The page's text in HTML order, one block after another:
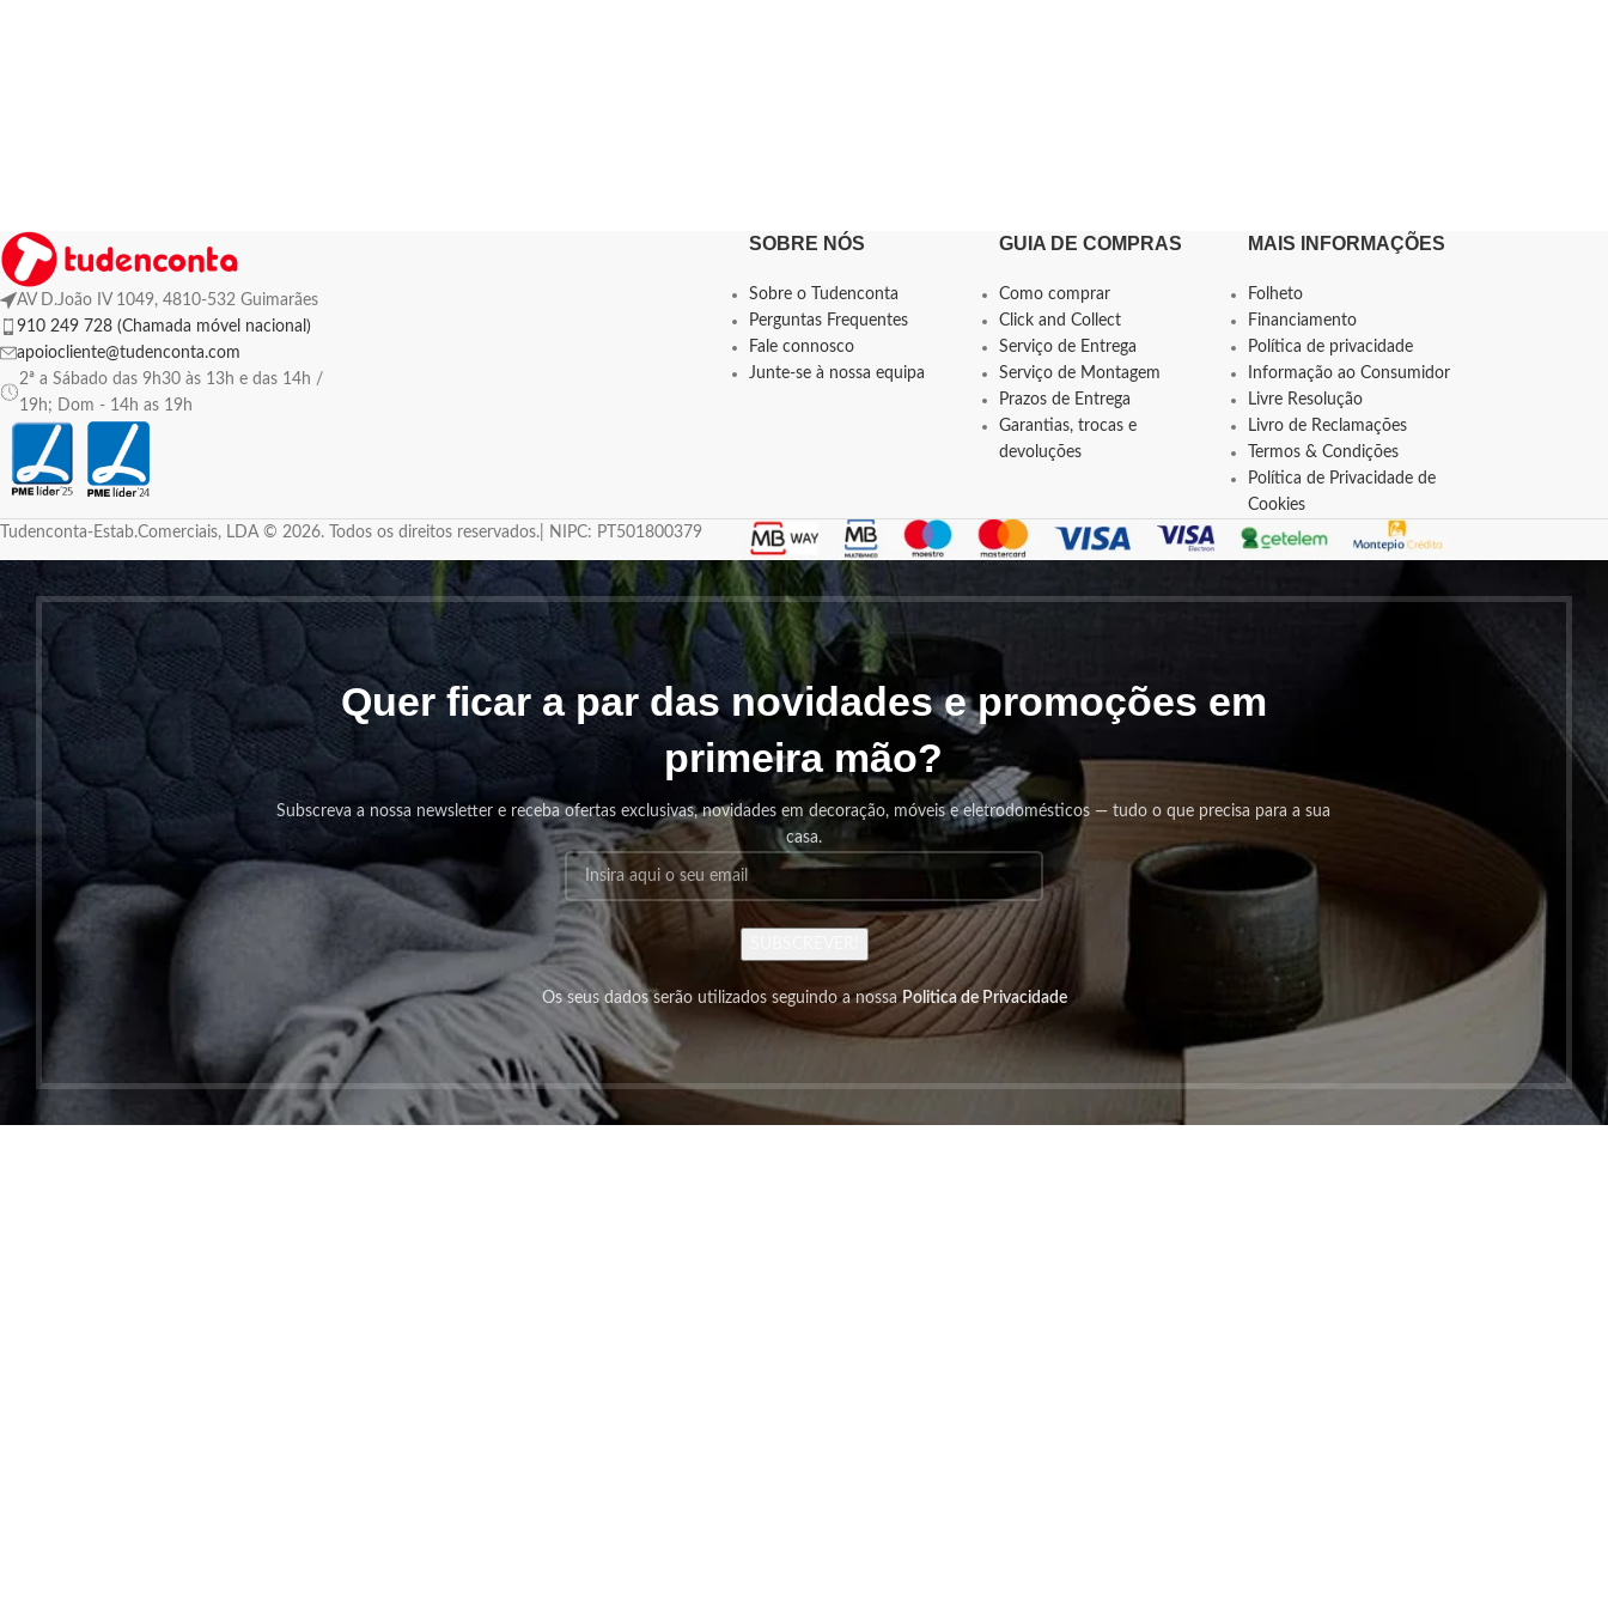
AV D.João IV 1049, 4810-532 Guimarães
910 249 728 (Chamada móvel nacional)
apoiocliente@tudenconta.com
2ª a Sábado das 9h30 às 13h e das 14h /
19h; Dom - 14h as 19h
SOBRE NÓS
Sobre o Tudenconta
Perguntas Frequentes
Fale connosco
Junte-se à nossa equipa
GUIA DE COMPRAS
Como comprar
Click and Collect
Serviço de Entrega
Serviço de Montagem
Prazos de Entrega
Garantias, trocas e
devoluções
MAIS INFORMAÇÕES
Folheto
Financiamento
Política de privacidade
Informação ao Consumidor
Livre Resolução
Livro de Reclamações
Termos & Condições
Política de Privacidade de
Cookies
Tudenconta-Estab.Comerciais, LDA © 2026. Todos os direitos reservados.| NIPC: PT501800379
Quer ficar a par das novidades e promoções em
primeira mão?
Subscreva a nossa newsletter e receba ofertas exclusivas, novidades em decoração, móveis e eletrodomésticos — tudo o que precisa para a sua
casa.
Os seus dados serão utilizados seguindo a nossaPolitica de Privacidade